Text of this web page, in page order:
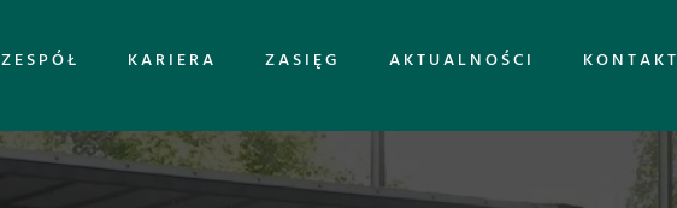
ZESPÓŁ KARIERA ZASIĘG AKTUALNOŚCI KONTAKT